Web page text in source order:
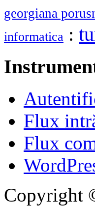
georgiana
informatica :
Flux
Flux
Copyright